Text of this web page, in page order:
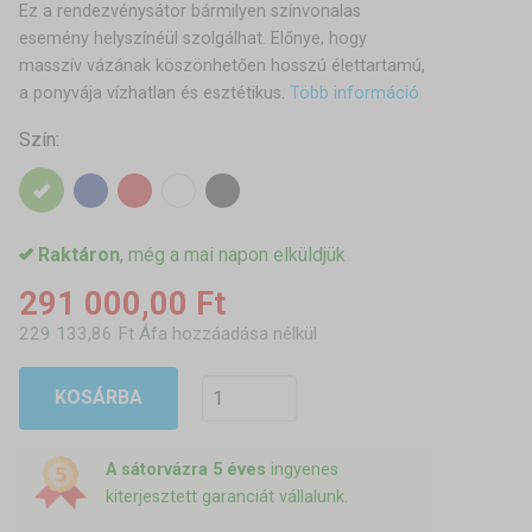
Ez a rendezvénysátor bármilyen színvonalas
esemény helyszínéül szolgálhat. Előnye, hogy
masszív vázának köszönhetően hosszú élettartamú,
a ponyvája vízhatlan és esztétikus. Több információ
Szín:
Raktáron, még a mai napon elküldjük
291 000,00 Ft
229 133,86 Ft Áfa hozzáadása nélkül
KOSÁRBA
A sátorvázra 5 éves ingyenes
kiterjesztett garanciát vállalunk.